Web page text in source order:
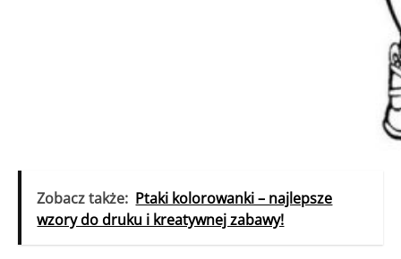
Zobacz także: Ptaki kolorowanki – najlepsze
wzory do druku i kreatywnej zabawy!